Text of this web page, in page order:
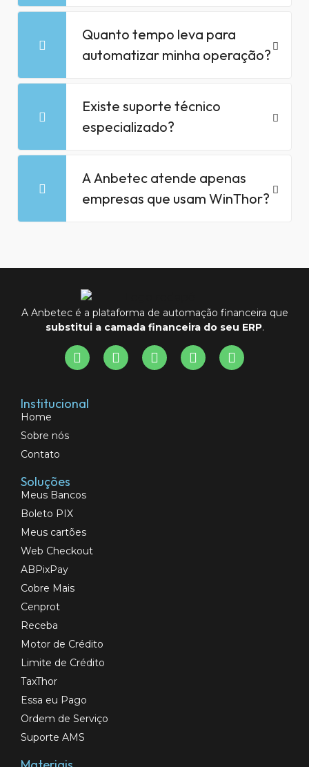
Quanto tempo leva para
automatizar minha operação?
Existe suporte técnico
especializado?
A Anbetec atende apenas
empresas que usam WinThor?
A Anbetec é a plataforma de automação financeira que
substitui a camada financeira do seu ERP.
Institucional
Home
Sobre nós
Contato
Soluções
Meus Bancos
Boleto PIX
Meus cartões
Web Checkout
ABPixPay
Cobre Mais
Cenprot
Receba
Motor de Crédito
Limite de Crédito
TaxThor
Essa eu Pago
Ordem de Serviço
Suporte AMS